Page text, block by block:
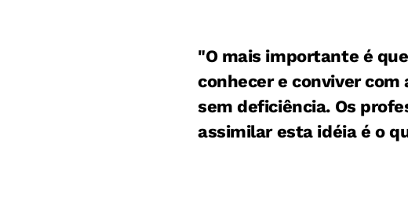
"O mais importante é
conhecer e conviver
sem deficiência. Os
assimilar esta idéia é o